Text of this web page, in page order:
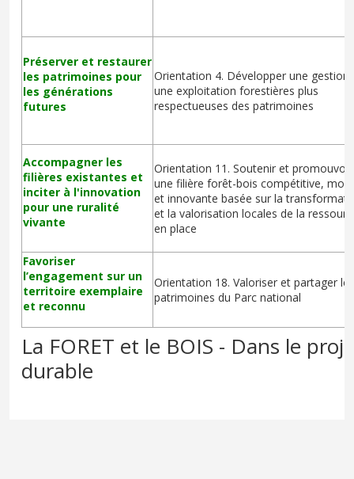
La FORET et le BOIS - Dans le
durable
Préserver et restaurer
les patrimoines pour
les générations
futures
Orientation 4. Développer une gestion
une exploitation forestières plus
respectueuses des patrimoines
Accompagner les
filières existantes et
inciter à l'innovation
pour une ruralité
vivante
Orientation 11. Soutenir et promouvoir
une filière forêt-bois compétitive,
et innovante basée sur la
et la valorisation locales de la
en place
Favoriser
l’engagement sur un
territoire exemplaire
et reconnu
Orientation 18. Valoriser et partager les
patrimoines du Parc national